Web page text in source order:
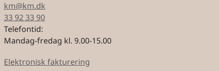
km@km.dk
33 92 33 90
Telefontid:
Mandag-fredag kl. 9.00-15.00
Elektronisk fakturering